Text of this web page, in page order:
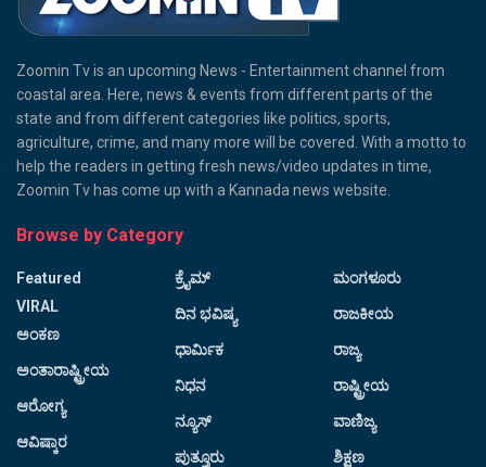
Zoomin Tv is an upcoming News - Entertainment channel from
coastal area. Here, news & events from different parts of the
state and from different categories like politics, sports,
agriculture, crime, and many more will be covered. With a motto to
help the readers in getting fresh news/video updates in time,
Zoomin Tv has come up with a Kannada news website.
Browse by Category
Featured
VIRAL
ಅಂಕಣ
ಅಂತಾರಾಷ್ಟ್ರೀಯ
ಆರೋಗ್ಯ
ಆವಿಷ್ಕಾರ
ಕ್ರೈಮ್
ದಿನ ಭವಿಷ್ಯ
ಧಾರ್ಮಿಕ
ನಿಧನ
ನ್ಯೂಸ್
ಪುತ್ತೂರು
ಮಂಗಳೂರು
ರಾಜಕೀಯ
ರಾಜ್ಯ
ರಾಷ್ಟ್ರೀಯ
ವಾಣಿಜ್ಯ
ಶಿಕ್ಷಣ